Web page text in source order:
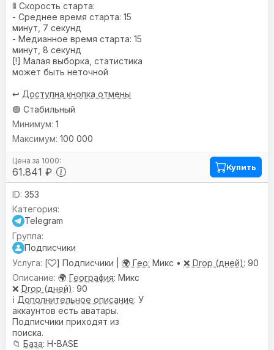
🚦 Скорость старта:
- Среднее время старта: 15
минут, 7 секунд
- Медианное время старта: 15
минут, 8 секунд
[!] Малая выборка, статистика
может быть неточной
↩️ Доступна кнопка отмены
🟢 Стабильный
61.841 ₽
1
100 000
Купить
353
Telegram
Подписчики
[
] Подписчики | 🌍 Гео: Микс • ❌ Drop (дней): 90
🌍 География: Микс
❌ Drop (дней): 90
ℹ️ Дополнительное описание: У
аккаунтов есть аватары.
Подписчики приходят из
поиска.
📁 База: H-BASE